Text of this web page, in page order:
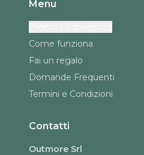
Menu
Come funziona
Fai un regalo
Domande Frequenti
Termini e Condizioni
Contatti
Outmore Srl